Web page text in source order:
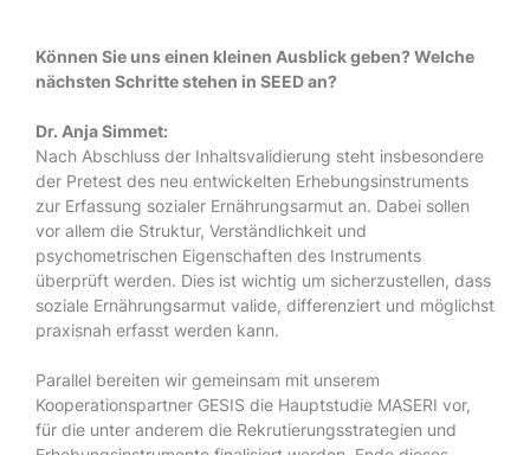
Können Sie uns einen kleinen Ausblick geben? Welche
nächsten Schritte stehen in SEED an?
Dr. Anja Simmet:
Nach Abschluss der Inhaltsvalidierung steht insbesondere
der Pretest des neu entwickelten Erhebungsinstruments
zur Erfassung sozialer Ernährungsarmut an. Dabei sollen
vor allem die Struktur, Verständlichkeit und
psychometrischen Eigenschaften des Instruments
überprüft werden. Dies ist wichtig um sicherzustellen, dass
soziale Ernährungsarmut valide, differenziert und möglichst
praxisnah erfasst werden kann.
Parallel bereiten wir gemeinsam mit unserem
Kooperationspartner GESIS die Hauptstudie MASERI vor,
für die unter anderem die Rekrutierungsstrategien und